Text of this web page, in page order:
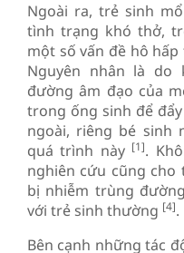
Ngoài ra, trẻ sinh
tình trạng khó thở,
một số vấn đề hô
Nguyên nhân là do
đường âm đạo của
trong ống sinh để
ngoài, riêng bé sinh
quá trình này [1].
nghiên cứu cũng cho
bị nhiễm trùng
với trẻ sinh thường [4].
Bên cạnh những tác